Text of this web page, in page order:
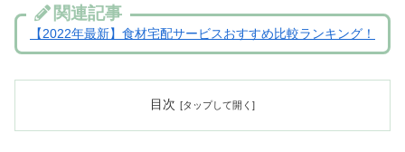
関連記事
【2022年最新】食材宅配サービスおすすめ比較ランキング！
目次